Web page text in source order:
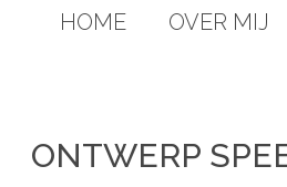
HOME OVER MIJ
ONTWERP